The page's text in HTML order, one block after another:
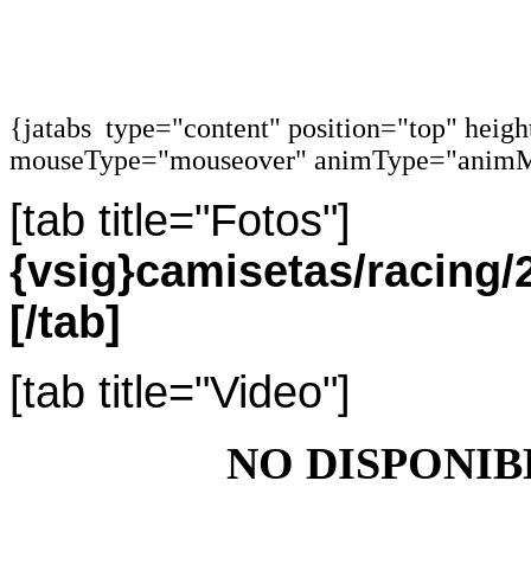
{jatabs type="content" position="top"
mouseType="mouseover"
[tab title="Fotos"]
{vsig}camisetas/racing/
[/tab]
[tab title="Video"]
NO